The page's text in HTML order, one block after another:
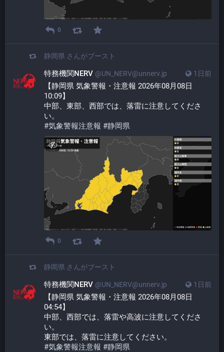
0
静岡県 さんがブースト
1日前
特務機関NERV @UN_NERV@unnerv.jp
【静岡県 気象警報・注意報 2026年08月08日
10:09】
中部、東部、西部では、落雷に注意してくださ
い。
#気象警報注意報 #静岡県
0
静岡県 さんがブースト
1日前
特務機関NERV @UN_NERV@unnerv.jp
【静岡県 気象警報・注意報 2026年08月08日
04:54】
中部、西部では、落雷や高波に注意してくださ
い。
東部では、落雷に注意してください。
#気象警報注意報 #静岡県